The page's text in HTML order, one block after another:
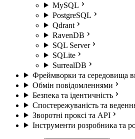
MySQL
PostgreSQL
Qdrant
RavenDB
SQL Server
SQLite
SurrealDB
Фреймворки та середовища
Обмін повідомленнями
Безпека та ідентичність
Спостережуваність та
Зворотні проксі та API
Інструменти розробника та